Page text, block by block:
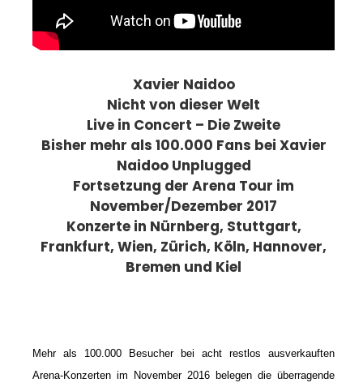
Xavier Naidoo
Nicht von dieser Welt
Live in Concert – Die Zweite
Bisher mehr als 100.000 Fans bei Xavier
Naidoo Unplugged
Fortsetzung der Arena Tour im
November/Dezember 2017
Konzerte in Nürnberg, Stuttgart,
Frankfurt, Wien, Zürich, Köln, Hannover,
Bremen und Kiel
Mehr als 100.000 Besucher bei acht restlos ausverkauften
Arena-Konzerten im November 2016 belegen die überragende